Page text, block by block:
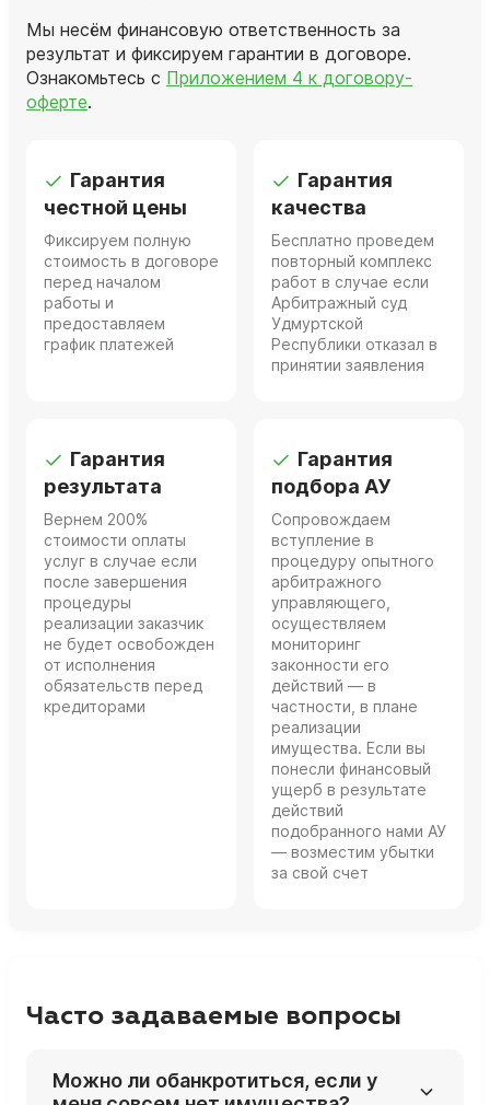
Мы несём финансовую ответственность за
результат и фиксируем гарантии в договоре.
Ознакомьтесь с Приложением 4 к договору-
оферте.
Гарантия
честной цены
Фиксируем полную
стоимость в договоре
перед началом
работы и
предоставляем
график платежей
Гарантия
качества
Бесплатно проведем
повторный комплекс
работ в случае если
Арбитражный суд
Удмуртской
Республики отказал в
принятии заявления
Гарантия
результата
Вернем 200%
стоимости оплаты
услуг в случае если
после завершения
процедуры
реализации заказчик
не будет освобожден
от исполнения
обязательств перед
кредиторами
Гарантия
подбора АУ
Сопровождаем
вступление в
процедуру опытного
арбитражного
управляющего,
осуществляем
мониторинг
законности его
действий — в
частности, в плане
реализации
имущества. Если вы
понесли финансовый
ущерб в результате
действий
подобранного нами АУ
— возместим убытки
за свой счет
Часто задаваемые вопросы
Можно ли обанкротиться, если у